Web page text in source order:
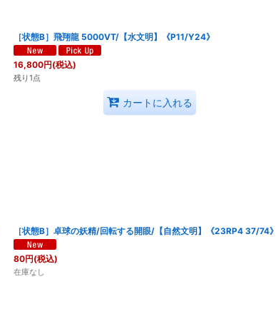
［状態B］飛翔龍 5000VT/【水文明】《P11/Y24》
16,800円(税込)
残り1点
カートに入れる
［状態B］卓球の妖精/回転する開眼/【自然文明】《23RP4 37/74》
80円(税込)
在庫なし